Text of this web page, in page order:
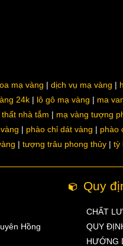
mạ vàng dịch vụ mạ vàng
24k lô gô mạ vàng ma
nhà tắm mạ vàng tượng
phào chỉ dát vàng phào
tượng trâu phong thủy tỳ
Hồng
Quy
CHẤT
QUY
HƯỚNG